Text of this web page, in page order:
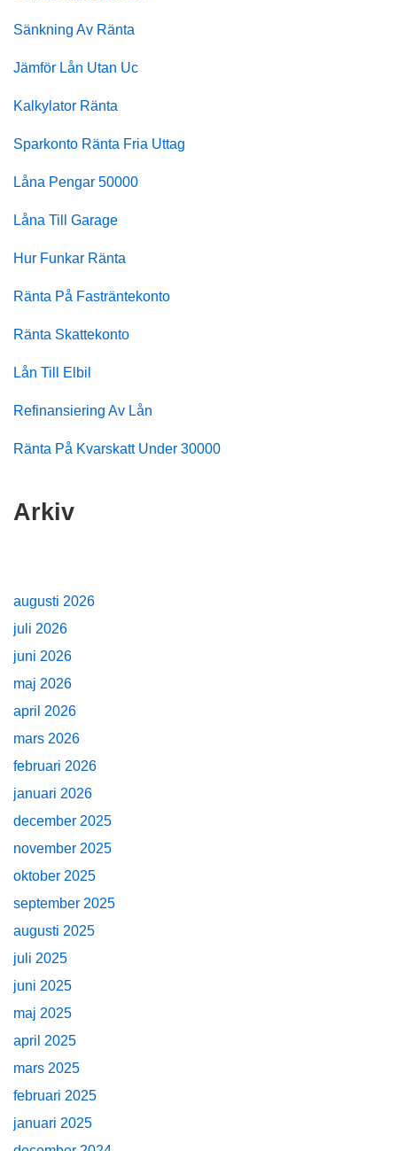
Sänkning Av Ränta
Jämför Lån Utan Uc
Kalkylator Ränta
Sparkonto Ränta Fria Uttag
Låna Pengar 50000
Låna Till Garage
Hur Funkar Ränta
Ränta På Fasträntekonto
Ränta Skattekonto
Lån Till Elbil
Refinansiering Av Lån
Ränta På Kvarskatt Under 30000
Arkiv
augusti 2026
juli 2026
juni 2026
maj 2026
april 2026
mars 2026
februari 2026
januari 2026
december 2025
november 2025
oktober 2025
september 2025
augusti 2025
juli 2025
juni 2025
maj 2025
april 2025
mars 2025
februari 2025
januari 2025